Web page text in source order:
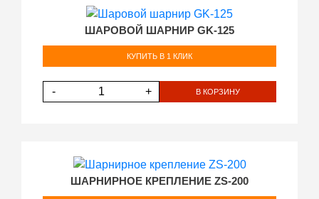
ШАРОВОЙ ШАРНИР GK-125
КУПИТЬ В 1 КЛИК
- + В КОРЗИНУ
ШАРНИРНОЕ КРЕПЛЕНИЕ ZS-200